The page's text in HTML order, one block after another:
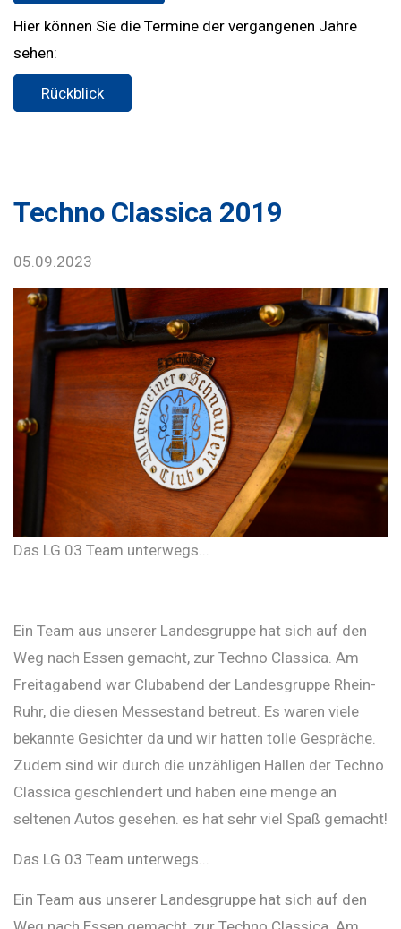
Hier können Sie die Termine der vergangenen Jahre
sehen:
Rückblick
Techno Classica 2019
05.09.2023
Das LG 03 Team unterwegs...
Ein Team aus unserer Landesgruppe hat sich auf den
Weg nach Essen gemacht, zur Techno Classica. Am
Freitagabend war Clubabend der Landesgruppe Rhein-
Ruhr, die diesen Messestand betreut. Es waren viele
bekannte Gesichter da und wir hatten tolle Gespräche.
Zudem sind wir durch die unzähligen Hallen der Techno
Classica geschlendert und haben eine menge an
seltenen Autos gesehen. es hat sehr viel Spaß gemacht!
Das LG 03 Team unterwegs...
Ein Team aus unserer Landesgruppe hat sich auf den